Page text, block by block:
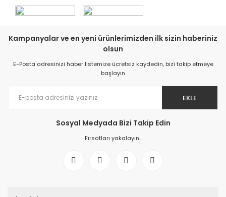
Kampanyalar ve en yeni ürünlerimizden ilk sizin haberiniz
olsun
E-Posta adresinizi haber listemize ücretsiz kaydedin, bizi takip etmeye
başlayın
EKLE
Sosyal Medyada Bizi Takip Edin
Fırsatları yakalayın..